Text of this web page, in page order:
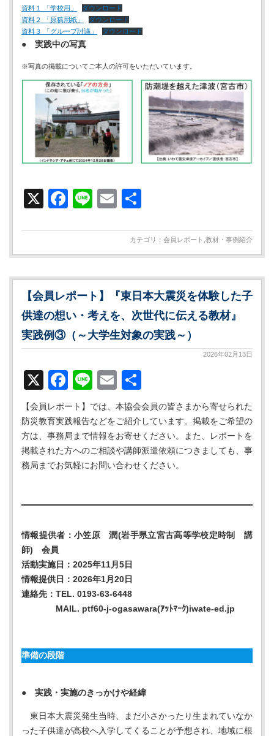
資料１ 「学校用」
ダウンロード
資料２ 「原稿用紙」
ダウンロード
資料３ 「グループ討議」
ダウンロード
● 実践中の写真
※写真の掲載についてご本人の許可をいただいています。
X Facebook
LineEmail
カテゴリ： 会員レポート 教材・事例紹介
【会員レポート】『東日本大震災を体験した子
供達の想い・考えを、次世代に伝える教材』
実践例③（～大学生対象の実践～）
2026年02月13日
X Facebook
LineEmail
有
【会員レポート】では、本協会会員の皆さまから寄せられた
防災教育実践報告などをご紹介しています。掲載をご希望の
方は、事務局まで情報をお寄せください。また、レポートを
掲載された方へのご相談や講師派遣依頼につきましても、事
務局までお気軽にお問い合わせください。
情報提供者：小笠原 潤(岩手県立宮古高等学校定時制 講
師) 会員
活動実施日：2025年11月5日
情報提供日：2026年1月20日
連絡先：TEL. 0193-63-6448
MAIL. ptf60-j-ogasawara(ｱｯﾄﾏｰｸ)iwate-ed.jp
準備の段階
● 実践・実施のきっかけや経緯
東日本大震災発生当時、まだ小さかったり生まれていなか
った子供達が高校へ入学してくることが予想され、地域に根